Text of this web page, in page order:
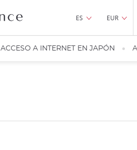
ES EUR
ACCESO A INTERNET EN JAPÓN